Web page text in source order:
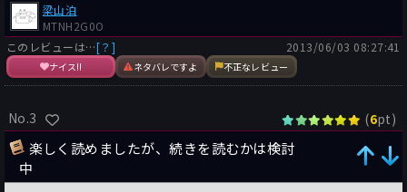
梁山泊
MTNH2G0O
このレビューは…[？]
ナイス!! ネタバレですよ 不正なレビュー
2013/06/03 08:27:41
No.3 (6pt)
楽しく読めましたが、続きを読むかは検討
中